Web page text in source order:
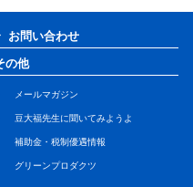
お問い合わせ
の他
メールマガジン
豆大福先生に聞いてみようよ
補助金・税制優遇情報
グリーンプロダクツ